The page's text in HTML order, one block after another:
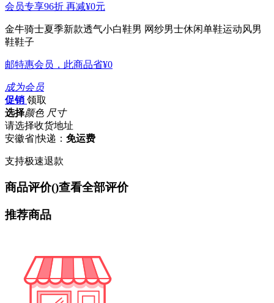
会员专享96折 再减¥0元
金牛骑士夏季新款透气小白鞋男 网纱男士休闲单鞋运动风男
鞋鞋子
邮特惠会员，此商品省¥0
成为会员
促销 领取
选择颜色 尺寸
请选择收货地址
安徽省|快递： 免运费
支持极速退款
商品评价()查看全部评价
推荐商品